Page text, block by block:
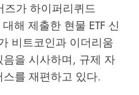
가 하이퍼리퀴드
해 제출한 현물 ETF 신
비트코인과 이더리움
을 시사하며, 규제 자
를 재편하고 있다.